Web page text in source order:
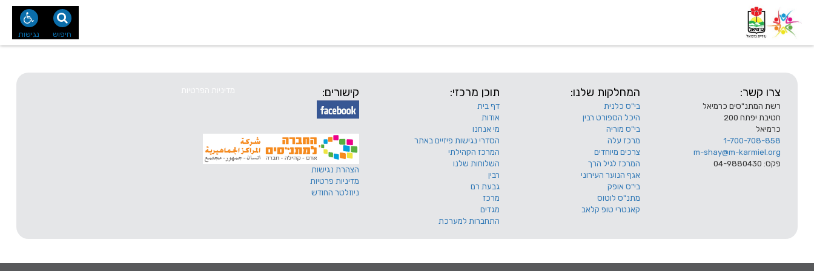
נגישות חיפוש
צרו קשר:
רשת המתנ"סים כרמיאל
חטיבת יפתח 200
כרמיאל
1-700-708-858
m-shay@m-karmiel.org
פקס: 04-9880430
המחלקות שלנו:
בי"ס כלנית
היכל הספורט רבין
בי"ס מוריה
מרכז עלה
צרכים מיוחדים
המרכז לגיל הרך
אגף הנוער העירוני
בי"ס אופק
מתנ"ס לוטוס
קאנטרי טופ קלאב
תוכן מרכזי:
דף בית
אודות
מי אנחנו
הסדרי נגישות פיזיים באתר
המרכז הקהילתי
השלוחות שלנו
רבין
גבעת רם
מרכז
מגדים
התחברות למערכת
קישורים:
הצהרת נגישות
מדיניות פרטיות
ניוזלטר החודש
מדיניות הפרטיות